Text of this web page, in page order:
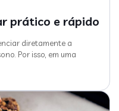
prático e rápido
diretamente a
Por isso, em uma